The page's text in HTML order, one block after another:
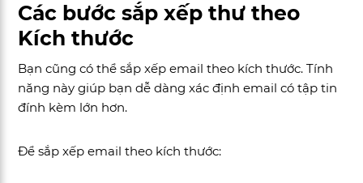
Các bước sắp xếp thư theo
Kích thước
Bạn cũng có thể sắp xếp email theo kích thước. Tính
năng này giúp bạn dễ dàng xác định email có tập tin
đính kèm lớn hơn.
Để sắp xếp email theo kích thước: